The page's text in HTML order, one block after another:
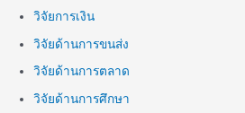
วิจัยการเงิน
วิจัยด้านการขนส่ง
วิจัยด้านการตลาด
วิจัยด้านการศึกษา